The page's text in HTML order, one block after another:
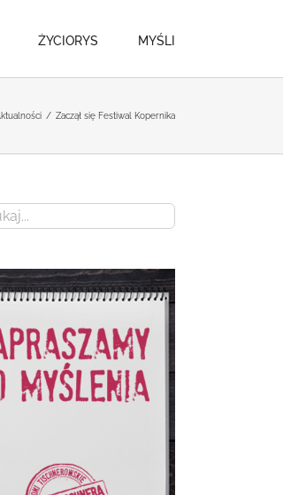
ŻYCIORYS MYŚLI
/ Zaczął się Festiwal Kopernika